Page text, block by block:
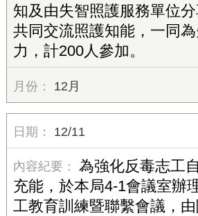
知及由失智照護服務單位分
共同交流照護知能，一同
力，計200人參加。
12月
12/11
為強化反毒志工
充能，於本局4-1會議室辦
工教育訓練暨聯繫會議，